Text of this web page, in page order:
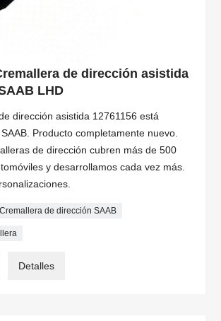
de dirección asistida
LHD
dirección asistida 12761156 está
Producto completamente nuevo.
de dirección cubren más de 500
y desarrollamos cada vez más.
Cremallera de dirección SAAB
Detalles